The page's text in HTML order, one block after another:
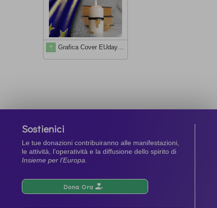
Grafica Cover EUday2022
Sostienici
Le tue donazioni contribuiranno alle manifestazioni,
le attività, l’operatività e la diffusione dello spirito di
Insieme per l’Europa
Dona Ora